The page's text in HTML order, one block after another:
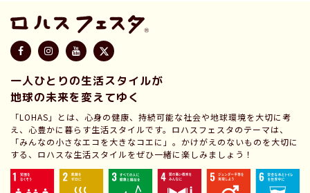
一人ひとりの生活スタイルが
地球の未来を変えてゆく
「LOHAS」とは、心身の健康、持続可能な社会や地球環境を大切に考
え、心豊かに暮らす生活スタイルです。ロハスフェスタのテーマは、
「みんなの小さなエコを大きなコエに」。かけがえのないものを大切に
する、ロハスな生活スタイルをぜひ一緒に楽しみましょう！